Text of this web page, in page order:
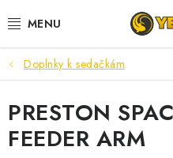
na
NOVINKY 2026
LETNÉ ZĽAVY
HALDORADO
Doplnky k sedačkám
PRESTON
FEEDER ARM